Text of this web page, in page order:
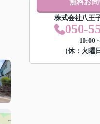
無料お
株式会社八王
050-
10:00
（休：火曜